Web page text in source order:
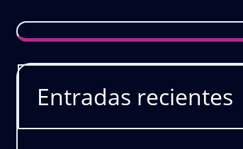
Entradas recientes